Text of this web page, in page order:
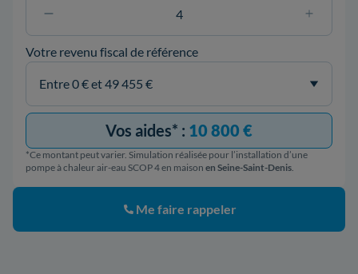
Votre revenu fiscal de référence
Vos aides* : 10 800 €
*Ce montant peut varier. Simulation réalisée pour l’installation d’une
pompe à chaleur air-eau SCOP 4 en maison en Seine-Saint-Denis.
Me faire rappeler